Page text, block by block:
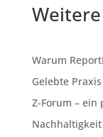
Warum
Gelebte
Z-Forum – ein